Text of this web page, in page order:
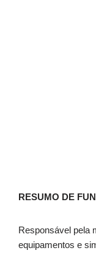
RESUMO DE
Responsável pela
equipamentos e